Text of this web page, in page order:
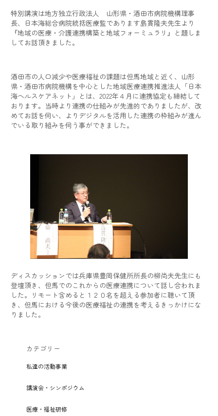
特別講演は地方独立行政法人 山形県・酒田市病院機構理事
長、日本海総合病院統括医療監であります島貫隆夫先生より
『地域の医療・介護連携構築と地域フォーミュラリ』と題しま
してお話頂きました。
酒田市の人口減少や医療福祉の課題は但馬地域と近く、山形
県・酒田市病院機構を中心とした地域医療連携推進法人「日本
海ヘルスケアネット」とは、2022年４月に連携協定も締結して
おります。当時より連携の仕組みが先進的でありましたが、改
めてお話を伺い、よりデジタルを活用した連携の枠組みが進ん
でいる取り組みを伺う事ができました。
ディスカッションでは兵庫県豊岡保健所所長の柳尚夫先生にも
登壇頂き、但馬でのこれからの医療連携について話し合われま
した。リモート含めると１２０名を超える参加者に聴いて頂
き、但馬における今後の医療福祉の連携を考えるきっかけにな
りました。
カテゴリー
私達の活動事業
講演会・シンポジウム
医療・福祉研修